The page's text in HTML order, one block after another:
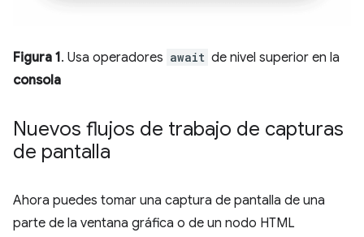
Figura 1. Usa operadores await de nivel superior en la
consola
Nuevos flujos de trabajo de capturas
de pantalla
Ahora puedes tomar una captura de pantalla de una
parte de la ventana gráfica o de un nodo HTML